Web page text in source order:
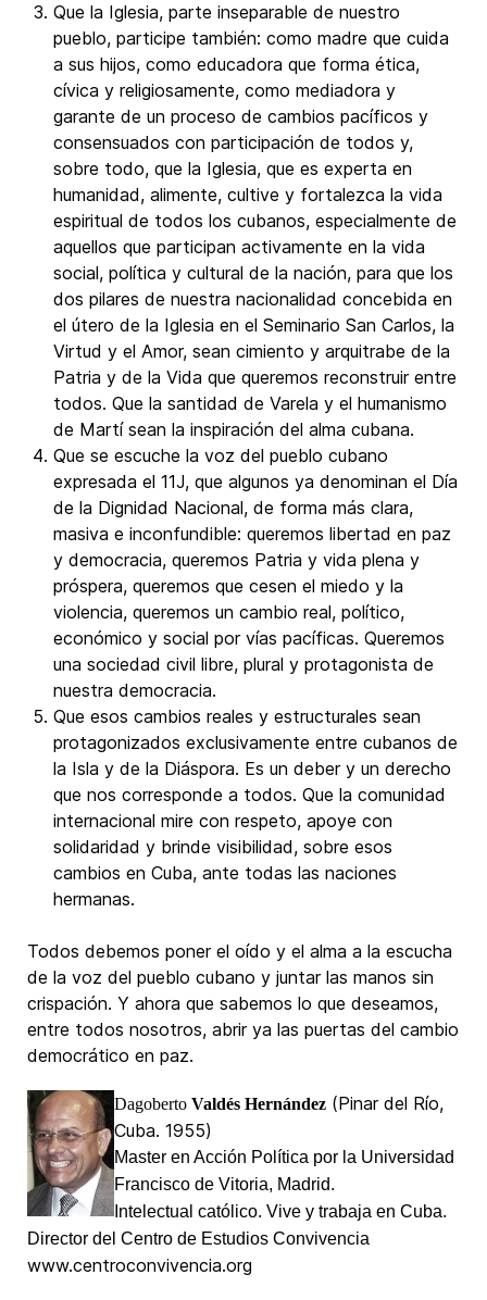
Que la Iglesia, parte inseparable de nuestro
pueblo, participe también: como madre que cuida
a sus hijos, como educadora que forma ética,
cívica y religiosamente, como mediadora y
garante de un proceso de cambios pacíficos y
consensuados con participación de todos y,
sobre todo, que la Iglesia, que es experta en
humanidad, alimente, cultive y fortalezca la vida
espiritual de todos los cubanos, especialmente de
aquellos que participan activamente en la vida
social, política y cultural de la nación, para que los
dos pilares de nuestra nacionalidad concebida en
el útero de la Iglesia en el Seminario San Carlos, la
Virtud y el Amor, sean cimiento y arquitrabe de la
Patria y de la Vida que queremos reconstruir entre
todos. Que la santidad de Varela y el humanismo
de Martí sean la inspiración del alma cubana.
Que se escuche la voz del pueblo cubano
expresada el 11J, que algunos ya denominan el Día
de la Dignidad Nacional, de forma más clara,
masiva e inconfundible: queremos libertad en paz
y democracia, queremos Patria y vida plena y
próspera, queremos que cesen el miedo y la
violencia, queremos un cambio real, político,
económico y social por vías pacíficas. Queremos
una sociedad civil libre, plural y protagonista de
nuestra democracia.
Que esos cambios reales y estructurales sean
protagonizados exclusivamente entre cubanos de
la Isla y de la Diáspora. Es un deber y un derecho
que nos corresponde a todos. Que la comunidad
internacional mire con respeto, apoye con
solidaridad y brinde visibilidad, sobre esos
cambios en Cuba, ante todas las naciones
hermanas.
Todos debemos poner el oído y el alma a la escucha
de la voz del pueblo cubano y juntar las manos sin
crispación. Y ahora que sabemos lo que deseamos,
entre todos nosotros, abrir ya las puertas del cambio
democrático en paz.
Dagoberto Valdés Hernández (Pinar del Río,
Cuba. 1955)
Master en Acción Política por la Universidad
Francisco de Vitoria, Madrid.
Intelectual católico. Vive y trabaja en Cuba.
Director del Centro de Estudios Convivencia
www.centroconvivencia.org